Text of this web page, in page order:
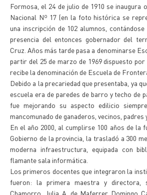
Formosa, el 24 de julio de 1910 se inaugura
Nacional Nº 17 (en la foto histórica se
una inscripción de 102 alumnos,
presencia del entonces gobernador del
Cruz. Años más tarde pasa a denominarse
partir del 25 de marzo de 1969 dispuesto por
recibe la denominación de Escuela de
Debido a la precariedad que presentaba, ya
escuela era de paredes de barro y techo de
fue mejorando su aspecto edilicio
mancomunado de ganaderos, vecinos, padres
En el año 2000, al cumplirse 100 años de la
Gobierno de la provincia, la trasladó a 300
moderna infraestructura, equipada con
flamante sala informática.
Los primeros docentes que integraron la
fueron: la primera maestra y directora,
Chamorro, Julia A. de Maferrer, Domingo